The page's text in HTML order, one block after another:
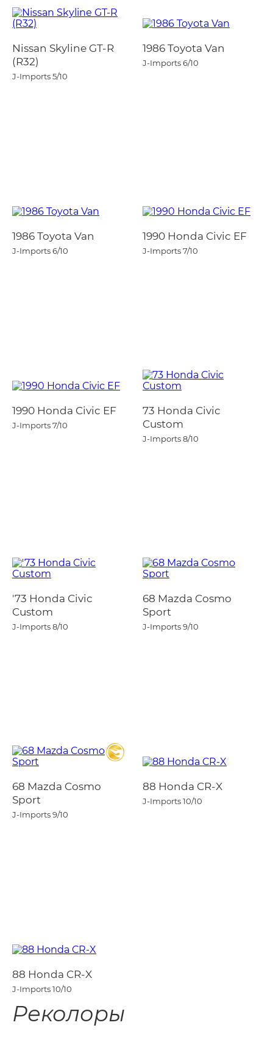
Nissan Skyline GT-R
(R32)
J-Imports5/10
1986 Toyota Van
J-Imports6/10
1986 Toyota Van
J-Imports6/10
1990 Honda Civic EF
J-Imports7/10
1990 Honda Civic EF
J-Imports7/10
73 Honda Civic
Custom
J-Imports8/10
'73 Honda Civic
Custom
J-Imports8/10
68 Mazda Cosmo
Sport
J-Imports9/10
68 Mazda Cosmo
Sport
J-Imports9/10
88 Honda CR-X
J-Imports10/10
88 Honda CR-X
J-Imports10/10
Реколоры